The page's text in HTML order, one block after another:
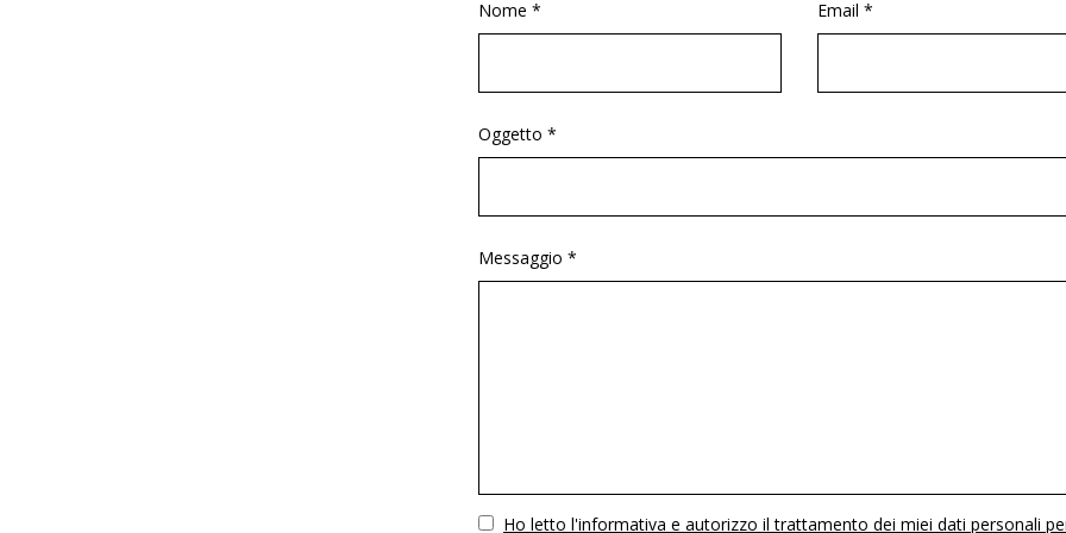
Nome * Email *
Oggetto *
Messaggio *
VuotoHo letto l'informativa e autorizzo il trattamento dei miei dati personali